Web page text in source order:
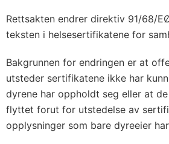
Rettsakten endrer direktiv 91/68/
teksten i helsesertifikatene for
Bakgrunnen for endringen er at
utsteder sertifikatene ikke har
dyrene har oppholdt seg eller at
flyttet forut for utstedelse av
opplysninger som bare dyreeier